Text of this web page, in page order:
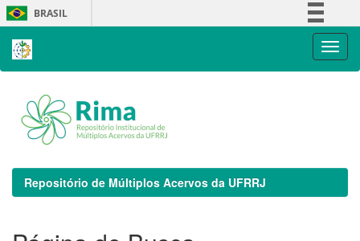
Skip
navigation
BRASIL
Repositório de Múltiplos Acervos da UFRRJ